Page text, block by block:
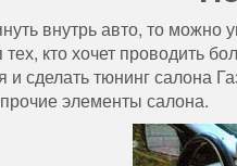
внутрь авто, то
кто хочет проводить
и сделать тюнинг салона
элементы салона.